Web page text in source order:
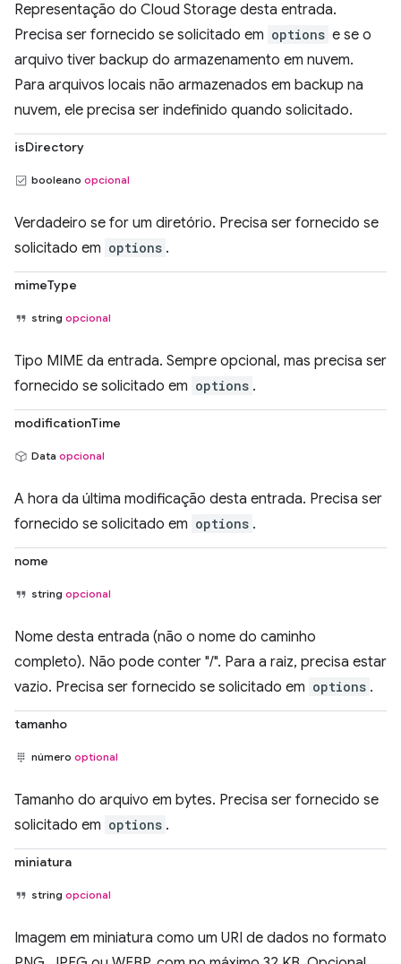
Representação do Cloud Storage desta entrada.
Precisa ser fornecido se solicitado em options e se o
arquivo tiver backup do armazenamento em nuvem.
Para arquivos locais não armazenados em backup na
nuvem, ele precisa ser indefinido quando solicitado.
isDirectory
booleano opcional
Verdadeiro se for um diretório. Precisa ser fornecido se
solicitado em options .
mimeType
string opcional
Tipo MIME da entrada. Sempre opcional, mas precisa ser
fornecido se solicitado em options .
modificationTime
Data opcional
A hora da última modificação desta entrada. Precisa ser
fornecido se solicitado em options .
nome
string opcional
Nome desta entrada (não o nome do caminho
completo). Não pode conter "/". Para a raiz, precisa estar
vazio. Precisa ser fornecido se solicitado em options .
tamanho
número optional
Tamanho do arquivo em bytes. Precisa ser fornecido se
solicitado em options .
miniatura
string opcional
Imagem em miniatura como um URI de dados no formato